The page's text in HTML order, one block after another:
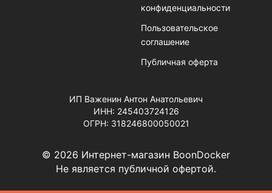
конфиденциальности
Пользовательское
соглашение
Публичная оферта
ИП Важенин Антон Анатольевич
ИНН: 245403724126
ОГРН: 318246800050021
© 2026 Интернет-магазин BoonDocker
Не является публичной офертой.